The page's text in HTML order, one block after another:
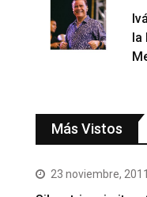
la
Más Vistos
23 noviembre, 2011